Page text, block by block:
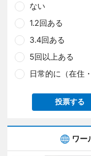
ない
1.2回ある
3.4回ある
5回以上ある
日常的に（在住
投票する
ワー